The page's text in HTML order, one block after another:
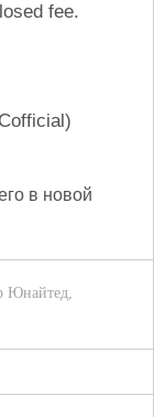
fee.
в новой
Юнайтед,